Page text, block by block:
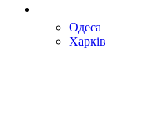
Одеса
Харків